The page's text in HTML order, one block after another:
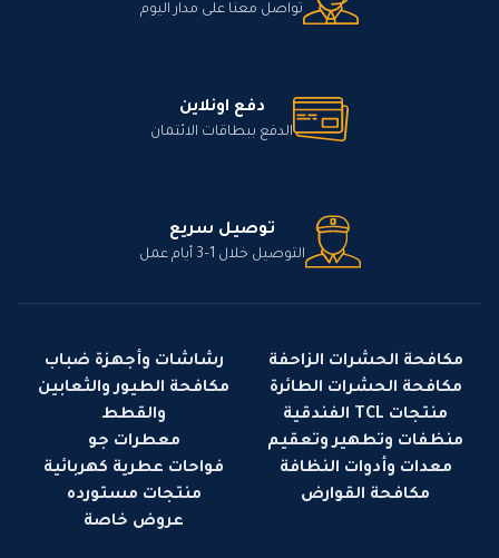
تواصل معنا على مدار اليوم
دفع اونلاين
الدفع ببطاقات الائتمان
توصيل سريع
التوصيل خلال 1–3 أيام عمل
مكافحة الحشرات الزاحفة
مكافحة الحشرات الطائرة
منتجات TCL الفندقية
منظفات وتطهير وتعقيم
معدات وأدوات النظافة
مكافحة القوارض
رشاشات وأجهزة ضباب
مكافحة الطيور والثعابين
والقطط
معطرات جو
فواحات عطرية كهربائية
منتجات مستورده
عروض خاصة